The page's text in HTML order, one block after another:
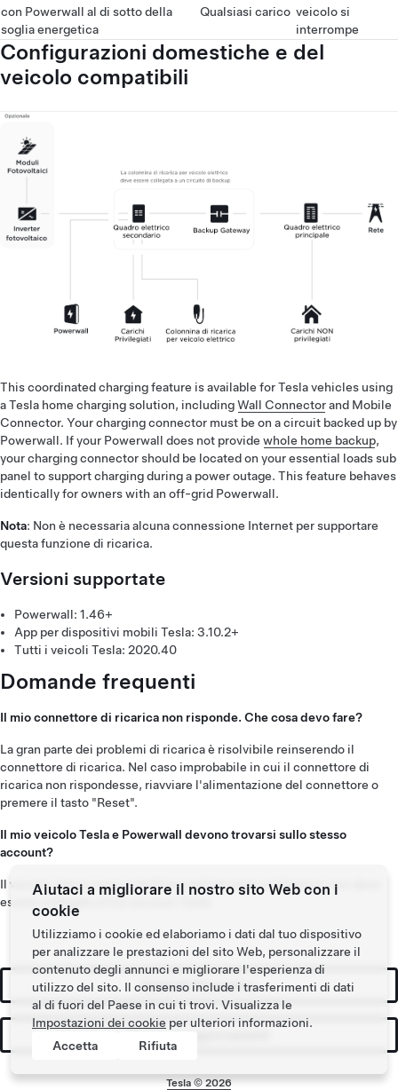
con Powerwall al di sotto della
soglia energetica
Qualsiasi carico veicolo si
interrompe
Configurazioni domestiche e del
veicolo compatibili
This coordinated charging feature is available for Tesla vehicles using
a Tesla home charging solution, includingWall Connectorand Mobile
Connector. Your charging connector must be on a circuit backed up by
Powerwall. If your Powerwall does not provide whole home backup,
your charging connector should be located on your essential loads sub
panel to support charging during a power outage. This feature behaves
identically for owners with an off-grid Powerwall.
Nota: Non è necessaria alcuna connessione Internet per supportare
questa funzione di ricarica.
Versioni supportate
Powerwall: 1.46+
App per dispositivi mobili Tesla: 3.10.2+
Tutti i veicoli Tesla: 2020.40
Domande frequenti
Il mio connettore di ricarica non risponde. Che cosa devo fare?
La gran parte dei problemi di ricarica è risolvibile reinserendo il
connettore di ricarica. Nel caso improbabile in cui il connettore di
ricarica non rispondesse, riavviare l'alimentazione del connettore o
premere il tasto "Reset".
Il mio veicolo Tesla e Powerwall devono trovarsi sullo stesso
account?
Il veicolo che si ricarica da Powerwall durante un blackout non deve
essere collegato al tuo account Tesla.
Richiedi Preventivo
Tesla ©2026
Aiutaci a migliorare il nostro sito Web con i
cookie
Utilizziamo i cookie ed elaboriamo i dati dal tuo dispositivo
per analizzare le prestazioni del sito Web, personalizzare il
contenuto degli annunci e migliorare l'esperienza di
utilizzo del sito. Il consenso include i trasferimenti di dati
al di fuori del Paese in cui ti trovi. Visualizza le
Impostazioni dei cookie per ulteriori informazioni.
Accetta
Rifiuta